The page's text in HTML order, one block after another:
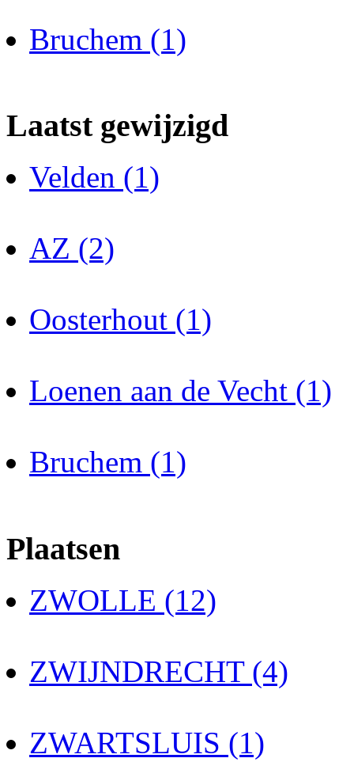
Bruchem (1)
Laatst gewijzigd
Velden (1)
AZ (2)
Oosterhout (1)
Loenen aan de Vecht (1)
Bruchem (1)
Plaatsen
ZWOLLE (12)
ZWIJNDRECHT (4)
ZWARTSLUIS (1)